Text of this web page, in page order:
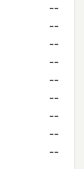
--
--
--
--
--
--
--
--
--